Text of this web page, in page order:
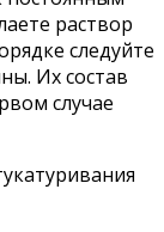
раствор
следуйте
Их состав
случае